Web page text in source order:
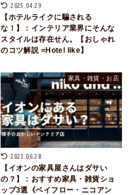
2025.04.29
【ホテルライクに騙される
な！】：インテリア業界にそんな
スタイルは存在せん。【おしゃれ
のコツ解説 =Hotel like】
家具・雑貨・お店
2023.06.28
【イオンの家具屋さんはダサい
の？】：おすすめ家具・雑貨ショ
ップ3選《ベイフロー・ニコアン